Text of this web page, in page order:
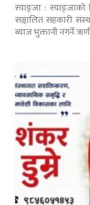
स्याङ्जा : स्याङ्जाको
सञ्चालित सहकारी
ब्याज भुक्तानी नगर्ने